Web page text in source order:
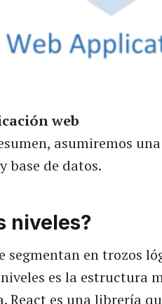
web
asumiremos
base de datos.
niveles?
segmentan en trozos
es la estructura
React es una librería